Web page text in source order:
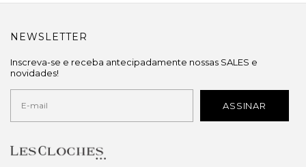
NEWSLETTER
Inscreva-se e receba antecipadamente nossas SALES e
novidades!